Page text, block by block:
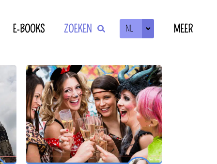
E-BOOKS ZOEKEN NL MEER
ZOEKEN